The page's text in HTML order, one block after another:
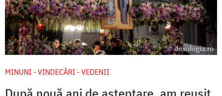
MINUNI - VINDECĂRI - VEDENII